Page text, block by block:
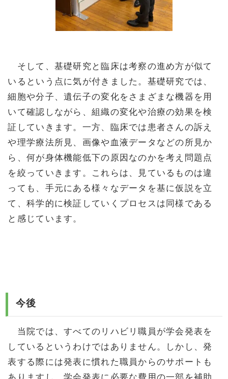
そして、基礎研究と臨床は考察の進め方が似て
いるという点に気が付きました。基礎研究では、
細胞や分子、遺伝子の変化をさまざまな機器を用
いて確認しながら、組織の変化や治療の効果を検
証していきます。一方、臨床では患者さんの訴え
や理学療法所見、画像や血液データなどの所見か
ら、何が身体機能低下の原因なのかを考え問題点
を絞っていきます。これらは、見ているものは違
っても、手元にある様々なデータを基に仮説を立
て、科学的に検証していくプロセスは同様である
と感じています。
今後
当院では、すべてのリハビリ職員が学会発表を
しているというわけではありません。しかし、発
表する際には発表に慣れた職員からのサポートも